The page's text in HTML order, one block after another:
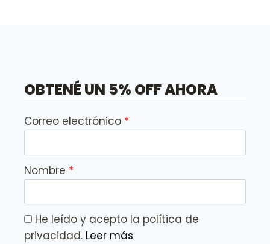
OBTENÉ UN 5% OFF AHORA
Correo electrónico
Nombre
He leído y acepto la política de
privacidad. Leer más